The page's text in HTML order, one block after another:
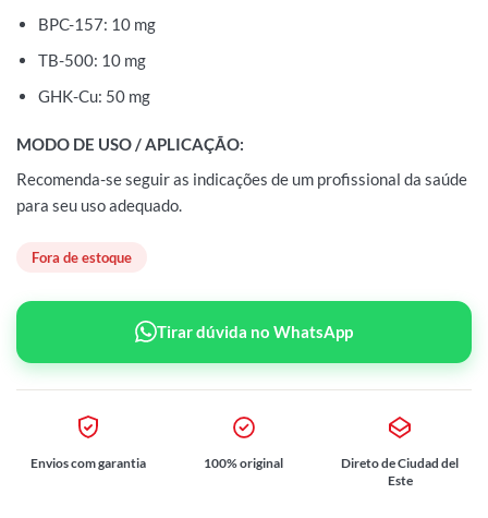
BPC-157: 10 mg
TB-500: 10 mg
GHK-Cu: 50 mg
MODO DE USO / APLICAÇÃO:
Recomenda-se seguir as indicações de um profissional da saúde
para seu uso adequado.
Fora de estoque
Tirar dúvida no WhatsApp
Envios com garantia 100% original
Direto de Ciudad del
Este